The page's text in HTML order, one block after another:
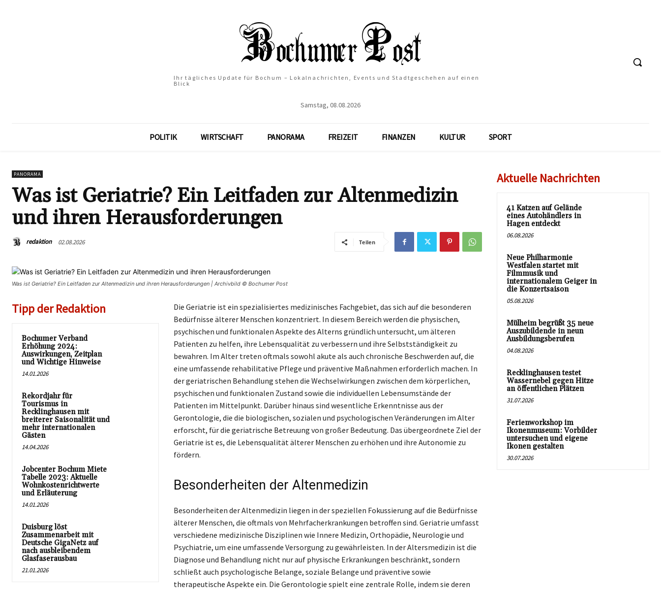
Ihr tägliches Update für Bochum – Lokalnachrichten, Events und Stadtgeschehen auf einen
Blick
Samstag, 08.08.2026
POLITIK WIRTSCHAFT PANORAMA FREIZEIT FINANZEN KULTUR SPORT
PANORAMA
Was ist Geriatrie? Ein Leitfaden zur Altenmedizin
und ihren Herausforderungen
redaktion 02.08.2026 Teilen
Was ist Geriatrie? Ein Leitfaden zur Altenmedizin und ihren Herausforderungen | Archivbild © Bochumer Post
Tipp der Redaktion
Bochumer Verband
Erhöhung 2024:
Auswirkungen, Zeitplan
und Wichtige Hinweise
14.01.2026
Rekordjahr für
Tourismus in
Recklinghausen mit
breiterer Saisonalität und
mehr internationalen
Gästen
14.04.2026
Jobcenter Bochum Miete
Tabelle 2023: Aktuelle
Wohnkostenrichtwerte
und Erläuterung
14.01.2026
Duisburg löst
Zusammenarbeit mit
Deutsche GigaNetz auf
nach ausbleibendem
Glasfaserausbau
21.01.2026
Die Geriatrie ist ein spezialisiertes medizinisches Fachgebiet, das sich auf die besonderen
Bedürfnisse älterer Menschen konzentriert. In diesem Bereich werden die physischen,
psychischen und funktionalen Aspekte des Alterns gründlich untersucht, um älteren
Patienten zu helfen, ihre Lebensqualität zu verbessern und ihre Selbstständigkeit zu
bewahren. Im Alter treten oftmals sowohl akute als auch chronische Beschwerden auf, die
eine umfassende rehabilitative Pflege und präventive Maßnahmen erforderlich machen. In
der geriatrischen Behandlung stehen die Wechselwirkungen zwischen dem körperlichen,
psychischen und funktionalen Zustand sowie die individuellen Lebensumstände der
Patienten im Mittelpunkt. Darüber hinaus sind wesentliche Erkenntnisse aus der
Gerontologie, die die biologischen, sozialen und psychologischen Veränderungen im Alter
erforscht, für die geriatrische Betreuung von großer Bedeutung. Das übergeordnete Ziel der
Geriatrie ist es, die Lebensqualität älterer Menschen zu erhöhen und ihre Autonomie zu
fördern.
Besonderheiten der Altenmedizin
Besonderheiten der Altenmedizin liegen in der speziellen Fokussierung auf die Bedürfnisse
älterer Menschen, die oftmals von Mehrfacherkrankungen betroffen sind. Geriatrie umfasst
verschiedene medizinische Disziplinen wie Innere Medizin, Orthopädie, Neurologie und
Psychiatrie, um eine umfassende Versorgung zu gewährleisten. In der Altersmedizin ist die
Diagnose und Behandlung nicht nur auf physische Erkrankungen beschränkt, sondern
schließt auch psychologische Belange, soziale Belange und präventive sowie
therapeutische Aspekte ein. Die Gerontologie spielt eine zentrale Rolle, indem sie deren
Aktuelle Nachrichten
41 Katzen auf Gelände
eines Autohändlers in
Hagen entdeckt
06.08.2026
Neue Philharmonie
Westfalen startet mit
Filmmusik und
internationalem Geiger in
die Konzertsaison
05.08.2026
Mülheim begrüßt 35 neue
Auszubildende in neun
Ausbildungsberufen
04.08.2026
Recklinghausen testet
Wassernebel gegen Hitze
an öffentlichen Plätzen
31.07.2026
Ferienworkshop im
Ikonenmuseum: Vorbilder
untersuchen und eigene
Ikonen gestalten
30.07.2026